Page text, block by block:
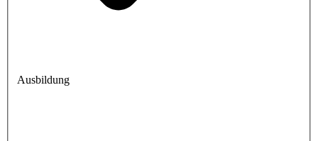
Ausbildung